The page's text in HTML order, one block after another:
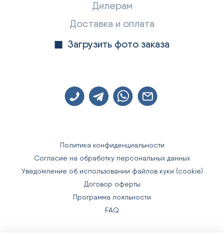
Загрузить фото заказа
Дилерам
Доставка и оплата
Политика конфиденциальности
Согласие на обработку персональных данных
Уведомление об использовании файлов куки (cookie)
Договор оферты
Программа лояльности
FAQ